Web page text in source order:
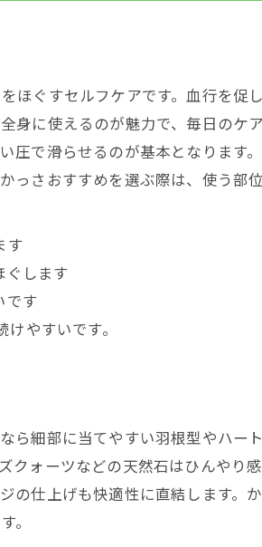
っさおすすめ！
っさおすすめ特集
方ガイドとおすすめ頻度
イル・クリーム量の目安
本手順まとめ
るべき部位の見極め術
っさ使用中止基準とは
プの違いと賢い選び方
注意点まとめ
均・無印・高級モデル早わかり
な活用法と注意すべき点
ドかっさおすすめの選び方
“本音の見抜き方”
極める読むコツ
ほぐすセルフケアです。血行を促
身に使えるのが魅力で、毎日のケ
で滑らせるのが基本となります
っさおすすめを選ぶ際は、使う部
す
ぐします
です
やすいです。
ら細部に当てやすい羽根型やハー
クォーツなどの天然石はひんやり
の仕上げも快適性に直結します。
。